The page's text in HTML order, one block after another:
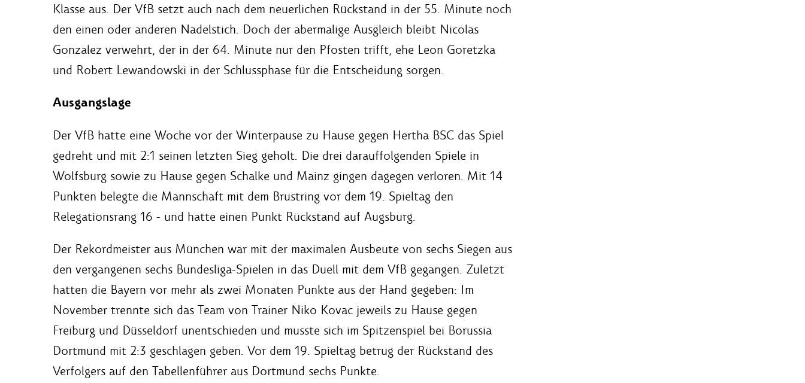
Klasse aus. Der VfB setzt auch nach dem neuerlichen Rückstand in der 55. Minute noch
den einen oder anderen Nadelstich. Doch der abermalige Ausgleich bleibt Nicolas
Gonzalez verwehrt, der in der 64. Minute nur den Pfosten trifft, ehe Leon Goretzka
und Robert Lewandowski in der Schlussphase für die Entscheidung sorgen.
Ausgangslage
Der VfB hatte eine Woche vor der Winterpause zu Hause gegen Hertha BSC das Spiel
gedreht und mit 2:1 seinen letzten Sieg geholt. Die drei darauffolgenden Spiele in
Wolfsburg sowie zu Hause gegen Schalke und Mainz gingen dagegen verloren. Mit 14
Punkten belegte die Mannschaft mit dem Brustring vor dem 19. Spieltag den
Relegationsrang 16 - und hatte einen Punkt Rückstand auf Augsburg.
Der Rekordmeister aus München war mit der maximalen Ausbeute von sechs Siegen aus
den vergangenen sechs Bundesliga-Spielen in das Duell mit dem VfB gegangen. Zuletzt
hatten die Bayern vor mehr als zwei Monaten Punkte aus der Hand gegeben: Im
November trennte sich das Team von Trainer Niko Kovac jeweils zu Hause gegen
Freiburg und Düsseldorf unentschieden und musste sich im Spitzenspiel bei Borussia
Dortmund mit 2:3 geschlagen geben. Vor dem 19. Spieltag betrug der Rückstand des
Verfolgers auf den Tabellenführer aus Dortmund sechs Punkte.